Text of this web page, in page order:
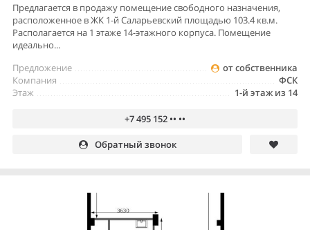
Предлагается в продажу помещение свободного назначения,
расположенное в ЖК 1-й Саларьевский площадью 103.4 кв.м.
Располагается на 1 этаже 14-этажного корпуса. Помещение
идеально...
от собственника
Предложение
ФСК
Компания
1-й этаж из 14
Этаж
+7 495 152 •• ••
Обратный звонок